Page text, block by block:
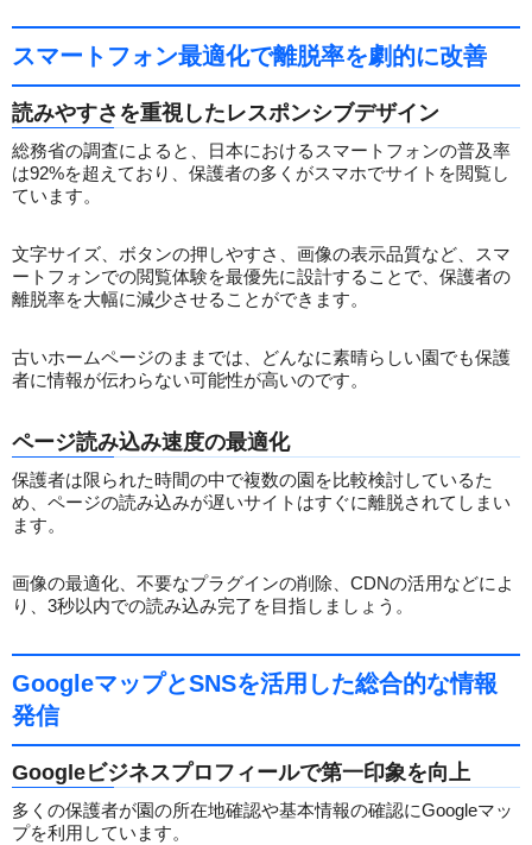
スマートフォン最適化で離脱率を劇的に改善
読みやすさを重視したレスポンシブデザイン
総務省の調査によると、日本におけるスマートフォンの普及率
は92%を超えており、保護者の多くがスマホでサイトを閲覧し
ています。
文字サイズ、ボタンの押しやすさ、画像の表示品質など、スマ
ートフォンでの閲覧体験を最優先に設計することで、保護者の
離脱率を大幅に減少させることができます。
古いホームページのままでは、どんなに素晴らしい園でも保護
者に情報が伝わらない可能性が高いのです。
ページ読み込み速度の最適化
保護者は限られた時間の中で複数の園を比較検討しているた
め、ページの読み込みが遅いサイトはすぐに離脱されてしまい
ます。
画像の最適化、不要なプラグインの削除、CDNの活用などによ
り、3秒以内での読み込み完了を目指しましょう。
GoogleマップとSNSを活用した総合的な情報
発信
Googleビジネスプロフィールで第一印象を向上
多くの保護者が園の所在地確認や基本情報の確認にGoogleマッ
プを利用しています。